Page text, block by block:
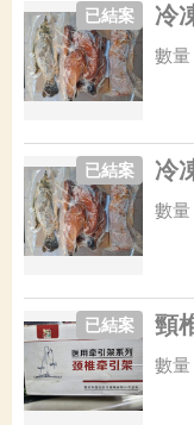
冷
已結案
數量
冷
已結案
數量
頸
已結案
數量